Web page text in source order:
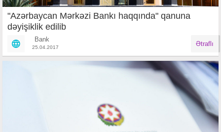
"Azərbaycan Mərkəzi Bankı haqqında" qanuna
dəyişiklik edilib
Bank
25.04.2017 Ətraflı